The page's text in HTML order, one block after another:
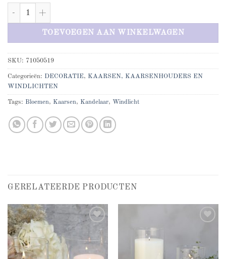
Kandelaar met bloemen verouderd groot aantal
TOEVOEGEN AAN WINKELWAGEN
SKU: 71050519
Categorieën: DECORATIE, KAARSEN, KAARSENHOUDERS EN
WINDLICHTEN
Tags: Bloemen, Kaarsen, Kandelaar, Windlicht
GERELATEERDE PRODUCTEN
Add to
wishlist